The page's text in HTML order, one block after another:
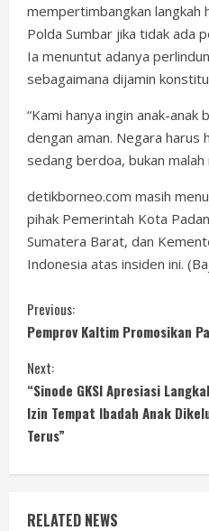
mempertimbangkan langkah
Polda Sumbar jika tidak ada
Ia menuntut adanya
sebagaimana dijamin
“Kami hanya ingin anak-
dengan aman. Negara harus
sedang berdoa, bukan malah
detikborneo.com masih
pihak Pemerintah Kota
Sumatera Barat, dan
Indonesia atas insiden ini.
C
o
n
t
i
n
Previous:
Pemprov Kaltim Promosikan
Next:
“Sinode GKSI Apresiasi
Izin Tempat Ibadah Anak
Terus”
RELATED NEWS